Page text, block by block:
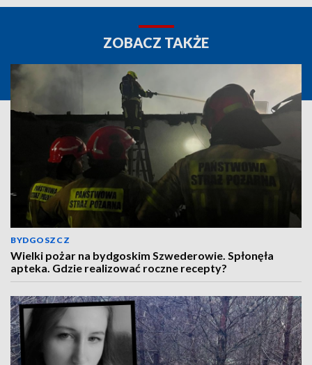
ZOBACZ TAKŻE
BYDGOSZCZ
Wielki pożar na bydgoskim Szwederowie. Spłonęła
apteka. Gdzie realizować roczne recepty?